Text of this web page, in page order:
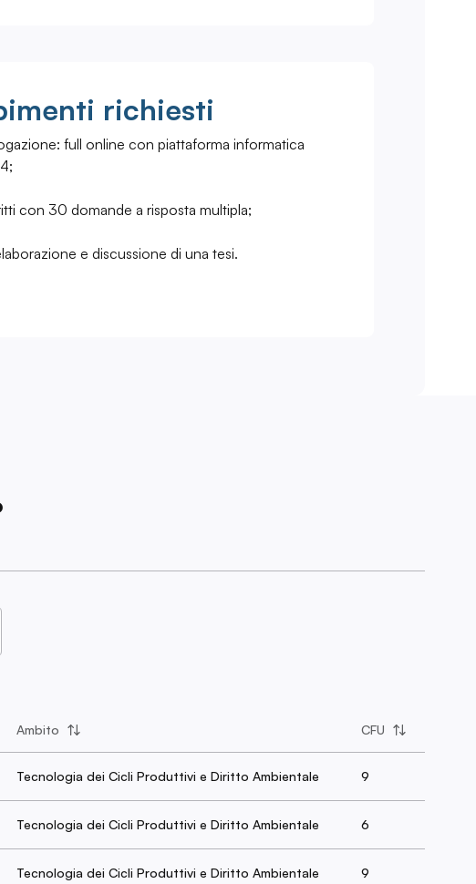
richiesti
full online con piattaforma informatica
con 30 domande a risposta multipla;
e discussione di una tesi.
Ambito CFU
Tecnologia dei Cicli Produttivi e Diritto Ambientale 9
Tecnologia dei Cicli Produttivi e Diritto Ambientale 6
Tecnologia dei Cicli Produttivi e Diritto Ambientale 9